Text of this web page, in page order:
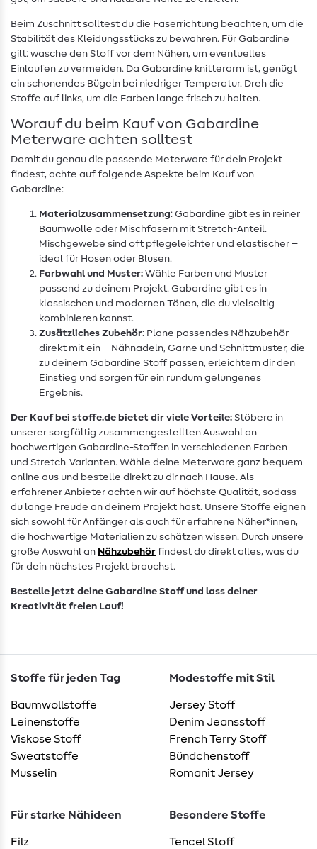
Beim Zuschnitt solltest du die Faserrichtung beachten, um die
Stabilität des Kleidungsstücks zu bewahren. Für Gabardine
gilt: wasche den Stoff vor dem Nähen, um eventuelles
Einlaufen zu vermeiden. Da Gabardine knitterarm ist, genügt
ein schonendes Bügeln bei niedriger Temperatur. Dreh die
Stoffe auf links, um die Farben lange frisch zu halten.
Worauf du beim Kauf von Gabardine
Meterware achten solltest
Damit du genau die passende Meterware für dein Projekt
findest, achte auf folgende Aspekte beim Kauf von
Gabardine:
Materialzusammensetzung: Gabardine gibt es in reiner
Baumwolle oder Mischfasern mit Stretch-Anteil.
Mischgewebe sind oft pflegeleichter und elastischer –
ideal für Hosen oder Blusen.
Farbwahl und Muster: Wähle Farben und Muster
passend zu deinem Projekt. Gabardine gibt es in
klassischen und modernen Tönen, die du vielseitig
kombinieren kannst.
Zusätzliches Zubehör: Plane passendes Nähzubehör
direkt mit ein – Nähnadeln, Garne und Schnittmuster, die
zu deinem Gabardine Stoff passen, erleichtern dir den
Einstieg und sorgen für ein rundum gelungenes
Ergebnis.
Der Kauf bei stoffe.de bietet dir viele Vorteile: Stöbere in
unserer sorgfältig zusammengestellten Auswahl an
hochwertigen Gabardine-Stoffen in verschiedenen Farben
und Stretch-Varianten. Wähle deine Meterware ganz bequem
online aus und bestelle direkt zu dir nach Hause. Als
erfahrener Anbieter achten wir auf höchste Qualität, sodass
du lange Freude an deinem Projekt hast. Unsere Stoffe eignen
sich sowohl für Anfänger als auch für erfahrene Näher*innen,
die hochwertige Materialien zu schätzen wissen. Durch unsere
große Auswahl an Nähzubehör findest du direkt alles, was du
für dein nächstes Projekt brauchst.
Bestelle jetzt deine Gabardine Stoff und lass deiner
Kreativität freien Lauf!
Stoffe für jeden Tag
Baumwollstoffe
Leinenstoffe
Viskose Stoff
Sweatstoffe
Musselin
Modestoffe mit Stil
Jersey Stoff
Denim Jeansstoff
French Terry Stoff
Bündchenstoff
Romanit Jersey
Für starke Nähideen
Filz
Besondere Stoffe
Tencel Stoff